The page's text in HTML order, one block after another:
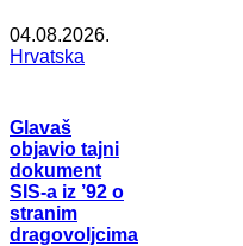
04.08.2026.
Hrvatska
Glavaš
objavio tajni
dokument
SIS-a iz ’92 o
stranim
dragovoljcima